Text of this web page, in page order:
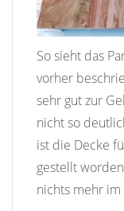
So sieht das
vorher
sehr gut zur
nicht so
ist die Decke
gestellt
nichts mehr im